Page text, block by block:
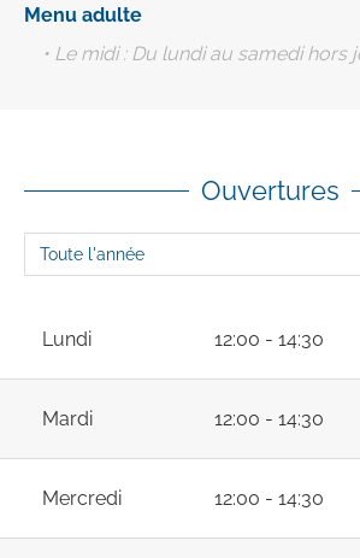
Menu adulte
• Le midi : Du lundi au samedi hors
Ouvertures
Lundi 12:00 - 14:30
Mardi 12:00 - 14:30
Mercredi 12:00 - 14:30